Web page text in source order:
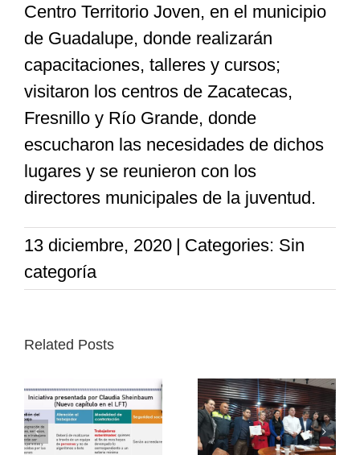
Centro Territorio Joven, en el municipio
de Guadalupe, donde realizarán
capacitaciones, talleres y cursos;
visitaron los centros de Zacatecas,
Fresnillo y Río Grande, donde
escucharon las necesidades de dichos
lugares y se reunieron con los
directores municipales de la juventud.
13 diciembre, 2020 | Categories: Sin
categoría
Related Posts